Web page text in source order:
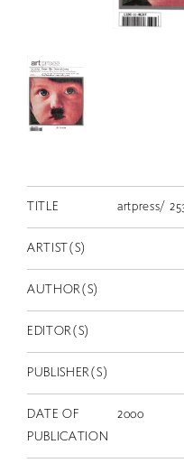
動画
スカラシップ受賞者
EN
TITLE artpress/
ARTIST(S)
AUTHOR(S)
EDITOR(S)
PUBLISHER(S)
DATE OF
PUBLICATION
2000